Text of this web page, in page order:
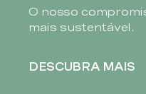
O nosso
mais sustentável.
DESCUBRA MAIS